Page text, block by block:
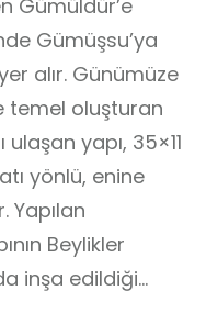
Gümüldür’e
Gümüşsu’ya
alır. Günümüze
temel oluşturan
yapı, 35×11
yönlü, enine
Beylikler
inşa edildiği